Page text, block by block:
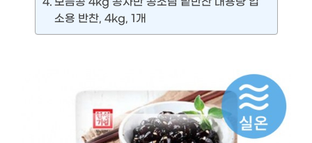
소용 반찬, 4kg, 1개